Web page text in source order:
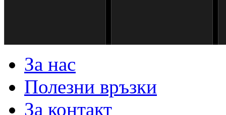
За нас
Полезни връзки
За контакт